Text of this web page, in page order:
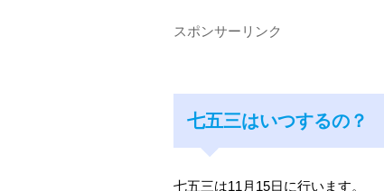
スポンサーリンク
七五三はいつするの？
七五三は11月15日に行います。